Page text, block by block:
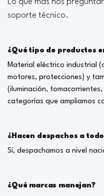
Lo que más nos
soporte técnico.
¿Qué tipo de productos
Material eléctrico industrial
motores, protecciones) y
(iluminación,
categorías que ampliamos
¿Hacen despachos a
Sí, despachamos a nivel
¿Qué marcas manejan?